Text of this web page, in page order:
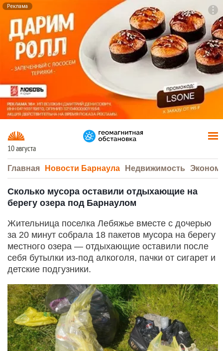
Реклама
10 августа
Главная Новости Барнаула Недвижимость
Сколько мусора оставили отдыхающие на
берегу озера под Барнаулом
Жительница поселка Лебяжье вместе с дочерью
за 20 минут собрала 18 пакетов мусора на берегу
местного озера — отдыхающие оставили после
себя бутылки из-под алкоголя, пачки от сигарет и
детские подгузники.